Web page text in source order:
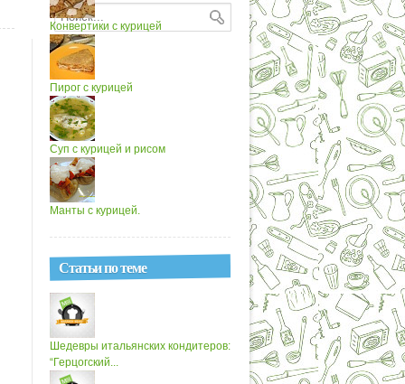
Конвертики с курицей
Пирог с курицей
Суп с курицей и рисом
Манты с курицей.
Статьи по теме
Шедевры итальянских кондитеров:
“Герцогский...